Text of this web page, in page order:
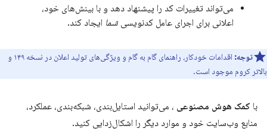
می‌تواند تغییرات کد را پیشنهاد دهد و با بینش‌های خود،
اعلانی برای اجرای عامل کدنویسیشما ایجاد کند.
توجه:
اقدامات خودکار، راهنمای گام به گام و ویژگی‌های تولید اعلان در نسخه ۱۴۹ و
بالاتر کروم موجود است.
با کمک هوش مصنوعی ، می‌توانید استایل‌بندی، شبکه‌بندی، عملکرد،
منابع وب‌سایت خود و موارد دیگر را اشکال‌زدایی کنید.